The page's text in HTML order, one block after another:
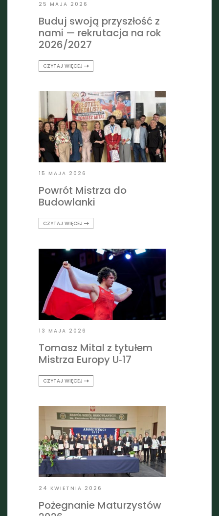
25 MAJA 2026
Buduj swoją przyszłość z
nami — rekrutacja na rok
2026/2027
CZYTAJ WIĘCEJ
15 MAJA 2026
Powrót Mistrza do
Budowlanki
CZYTAJ WIĘCEJ
13 MAJA 2026
Tomasz Mital z tytułem
Mistrza Europy U‑17
CZYTAJ WIĘCEJ
24 KWIETNIA 2026
Pożegnanie Maturzystów